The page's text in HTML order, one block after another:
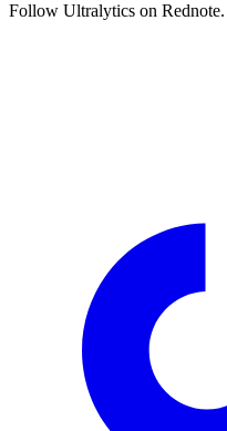
Follow Ultralytics on Rednote.